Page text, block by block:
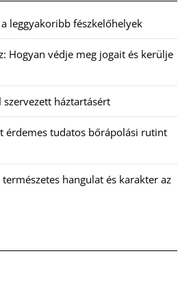
leggyakoribb fészkelőhelyek
Hogyan védje meg jogait és kerülje
háztartásért
érdemes tudatos bőrápolási rutint
hangulat és karakter az